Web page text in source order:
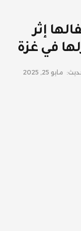
إثر
في غزة
مايو 25, 2025